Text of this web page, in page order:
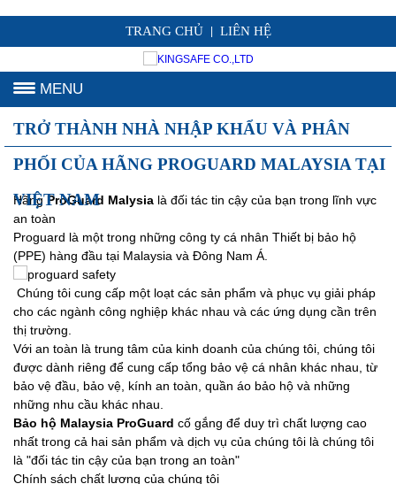
TRANG CHỦ LIÊN HỆ
MENU
TRỞ THÀNH NHÀ NHẬP KHẨU VÀ PHÂN
PHỐI CỦA HÃNG PROGUARD MALAYSIA TẠI
VIỆT NAM
HãngProGuard Malysia là đối tác tin cậy của bạn trong lĩnh vực
an toàn
Proguard là một trong những công ty cá nhân Thiết bị bảo hộ
(PPE) hàng đầu tại Malaysia và Đông Nam Á.
Chúng tôi cung cấp một loạt các sản phẩm và phục vụ giải pháp
cho các ngành công nghiệp khác nhau và các ứng dụng cần trên
thị trường.
Với an toàn là trung tâm của kinh doanh của chúng tôi, chúng tôi
được dành riêng để cung cấp tổng bảo vệ cá nhân khác nhau, từ
bảo vệ đầu, bảo vệ, kính an toàn, quần áo bảo hộ và những
những nhu cầu khác nhau.
Bảo hộ Malaysia ProGuard cố gắng để duy trì chất lượng cao
nhất trong cả hai sản phẩm và dịch vụ của chúng tôi là chúng tôi
là "đối tác tin cậy của bạn trong an toàn"
Chính sách chất lượng của chúng tôi